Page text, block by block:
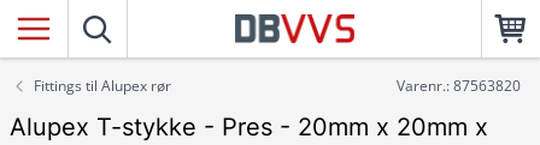
Fittings til Alupex rør Varenr.: 87563820
Alupex T-stykke - Pres - 20mm x 20mm x